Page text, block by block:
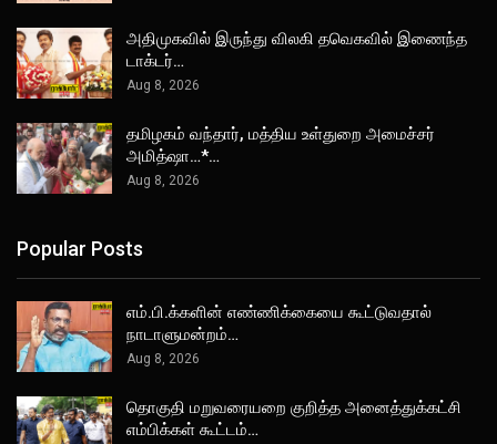
அதிமுகவில் இருந்து விலகி தவெகவில் இணைந்த
டாக்டர்…
Aug 8, 2026
தமிழகம் வந்தார், மத்திய உள்துறை அமைச்சர்
அமித்ஷா…*…
Aug 8, 2026
Popular Posts
எம்.பி.க்களின் எண்ணிக்கையை கூட்டுவதால்
நாடாளுமன்றம்…
Aug 8, 2026
தொகுதி மறுவரையறை குறித்த அனைத்துக்கட்சி
எம்பிக்கள் கூட்டம்…